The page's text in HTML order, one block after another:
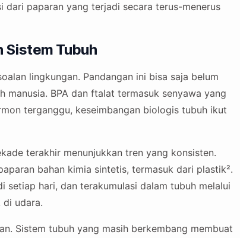
dari paparan yang terjadi secara terus-menerus
Sistem Tubuh
lingkungan. Pandangan ini bisa saja belum
BPA dan ftalat termasuk senyawa yang
terganggu, keseimbangan biologis tubuh ikut
terakhir menunjukkan tren yang konsisten.
bahan kimia sintetis, termasuk dari plastik².
setiap hari, dan terakumulasi dalam tubuh melalui
udara.
Sistem tubuh yang masih berkembang membuat